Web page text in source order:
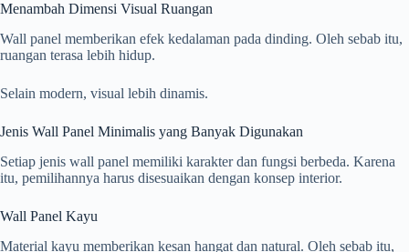
Menambah Dimensi Visual Ruangan
Wall panel memberikan efek kedalaman pada dinding. Oleh sebab itu,
ruangan terasa lebih hidup.
Selain modern, visual lebih dinamis.
Jenis Wall Panel Minimalis yang Banyak Digunakan
Setiap jenis wall panel memiliki karakter dan fungsi berbeda. Karena
itu, pemilihannya harus disesuaikan dengan konsep interior.
Wall Panel Kayu
Material kayu memberikan kesan hangat dan natural. Oleh sebab itu,